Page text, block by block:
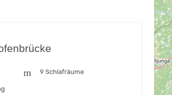
9 Schlafräume